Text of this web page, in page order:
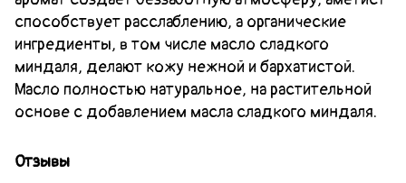
способствует расслаблению, а органические
ингредиенты, в том числе масло сладкого
миндаля, делают кожу нежной и бархатистой.
Масло полностью натуральное, на растительной
основе с добавлением масла сладкого миндаля.
Отзывы